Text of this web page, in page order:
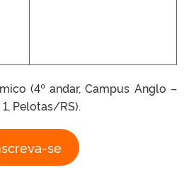
(4º andar, Campus Anglo –
Pelotas/RS).
se